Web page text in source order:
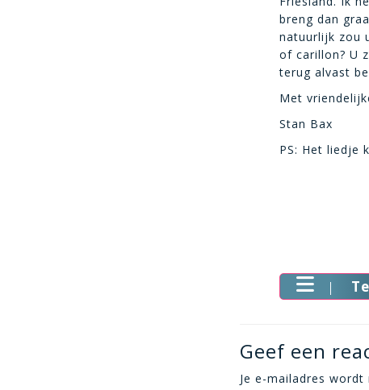
breng dan
natuurlijk zou
of carillon? U
terug alvast
Met
Stan Bax
PS: Het liedje
Geef een
Je e-mailadres wordt